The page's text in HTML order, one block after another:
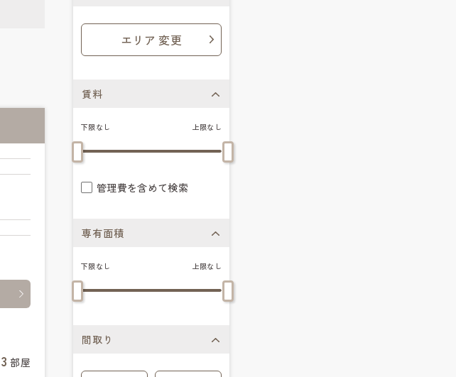
3 部屋
エリア 変更
賃料
下限なし 上限なし
管理費を含めて検索
専有面積
下限なし 上限なし
間取り